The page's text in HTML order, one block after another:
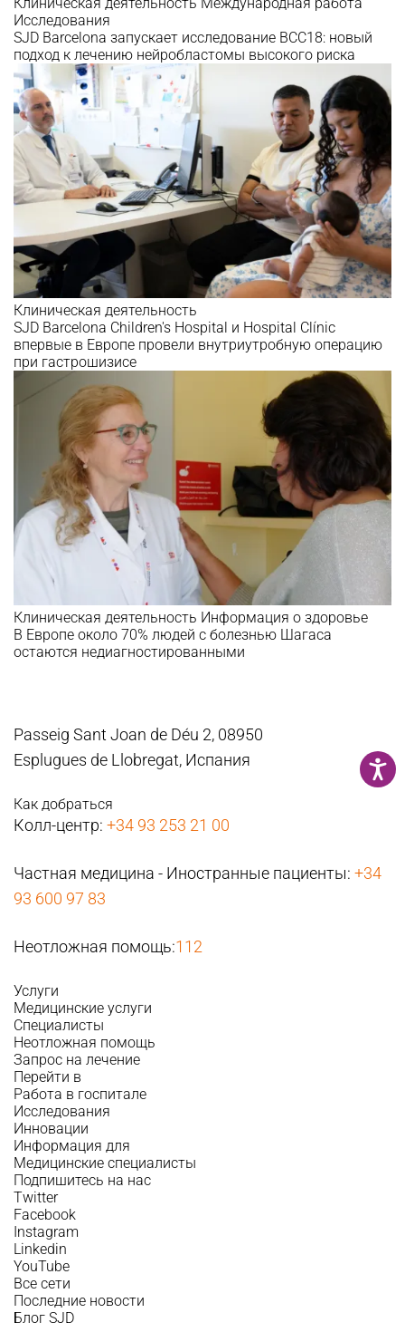
Исследования
SJD Barcelona запускает исследование BCC18: новый
подход к лечению нейробластомы высокого риска
Клиническая деятельность
SJD Barcelona Children's Hospital и Hospital Clínic
впервые в Европе провели внутриутробную операцию
при гастрошизисе
Клиническая деятельность Информация о здоровье
В Европе около 70% людей с болезнью Шагаса
остаются недиагностированными
Passeig Sant Joan de Déu 2, 08950
Esplugues de Llobregat, Испания
Как добраться
Колл-центр: +34 93 253 21 00
Частная медицина - Иностранные пациенты: +34
93 600 97 83
Неотложная помощь:112
Услуги
Медицинские услуги
Специалисты
Неотложная помощь
Запрос на лечение
Перейти в
Работа в госпитале
Исследования
Инновации
Информация для
Медицинские специалисты
Подпишитесь на нас
Twitter
Facebook
Instagram
Linkedin
YouTube
Все сети
Последние новости
Блог SJD